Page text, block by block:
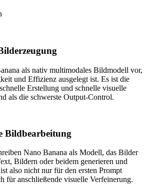
als nativ multimodales Bildmodell vor,
und Effizienz ausgelegt ist. Es ist die
Erstellung und schnelle visuelle
als die schwerste Output-Control.
Bildbearbeitung
Nano Banana als Modell, das Bilder
Bildern oder beidem generieren und
also nicht nur für den ersten Prompt
für anschließende visuelle Verfeinerung.